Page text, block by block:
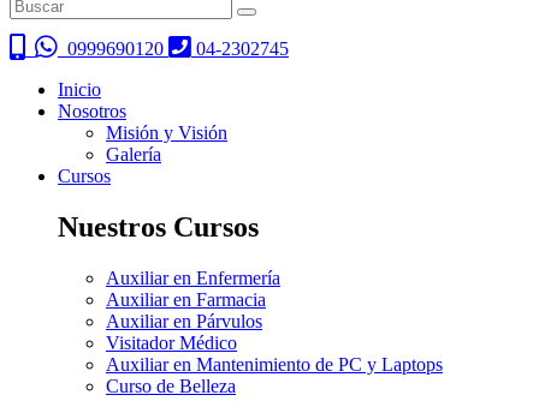
0999690120
04-2302745
Inicio
Nosotros
Misión y Visión
Galería
Cursos
Nuestros Cursos
Auxiliar en Enfermería
Auxiliar en Farmacia
Auxiliar en Párvulos
Visitador Médico
Auxiliar en Mantenimiento de PC y Laptops
Curso de Belleza